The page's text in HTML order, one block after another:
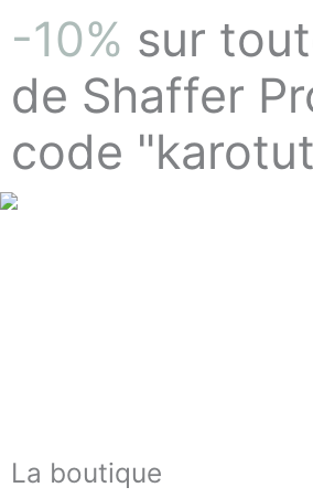
au-10% sur
de Shaffer
code
La boutique